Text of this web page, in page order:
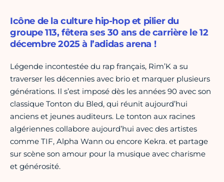
Icône de la culture hip-hop et pilier du
groupe 113, fêtera ses 30 ans de carrière le 12
décembre 2025 à l’adidas arena !
Légende incontestée du rap français, Rim’K a su
traverser les décennies avec brio et marquer plusieurs
générations. Il s’est imposé dès les années 90 avec son
classique Tonton du Bled, qui réunit aujourd’hui
anciens et jeunes auditeurs. Le tonton aux racines
algériennes collabore aujourd’hui avec des artistes
comme TIF, Alpha Wann ou encore Kekra. et partage
sur scène son amour pour la musique avec charisme
et générosité.